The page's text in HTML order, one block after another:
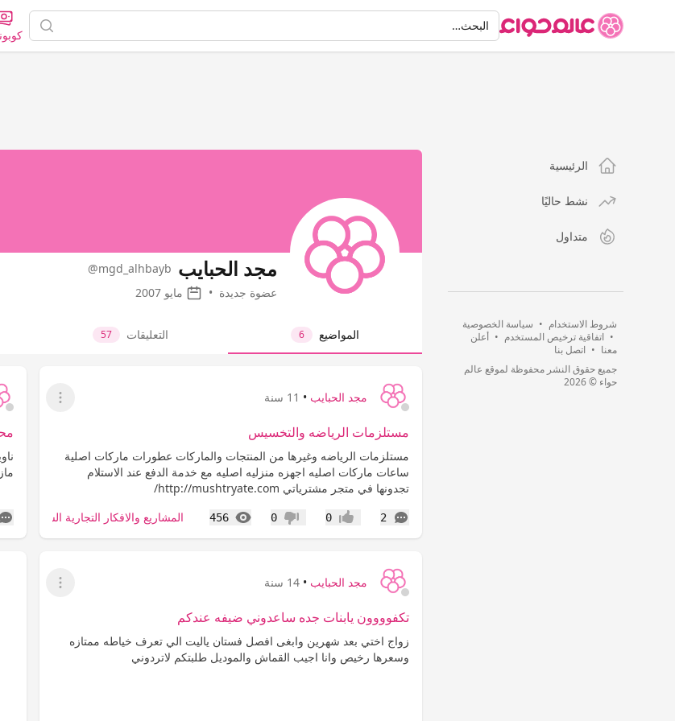
البحثالبحث…
الرئيسية
نشط حاليًا
متداول
شروط الاستخدام • سياسة الخصوصية
• اتفاقية ترخيص المستخدم • أعلن
معنا • اتصل بنا
جميع حقوق النشر محفوظة لموقع عالم
حواء © 2026
مجد الحبايب @mgd_alhbayb
عضوة جديدة • مايو 2007
المواضيع 6 التعليقات 57
مجد الحبايب • 11 سنة
عرض القائمة
مستلزمات الرياضه والتخسيس
مستلزمات الرياضه وغيرها من المنتجات والماركات عطورات ماركات اصلية
ساعات ماركات اصليه اجهزه منزليه اصليه مع خدمة الدفع عند الاستلام
تجدونها في متجر مشترياتي http://mushtryate.com/
2
التعليقات إعجاب0 عدم إعجاب
0
456
المشاهدات المشاريع والافكار التجارية الشاملة
مجد الحبايب • 14 سنة
عرض القائمة
تكفوووون يابنات جده ساعدوني ضيفه عندكم
زواج اختي بعد شهرين وابغى افصل فستان ياليت الي تعرف خياطه ممتازه
وسعرها رخيص وانا اجيب القماش والموديل طلبتكم لاتردوني